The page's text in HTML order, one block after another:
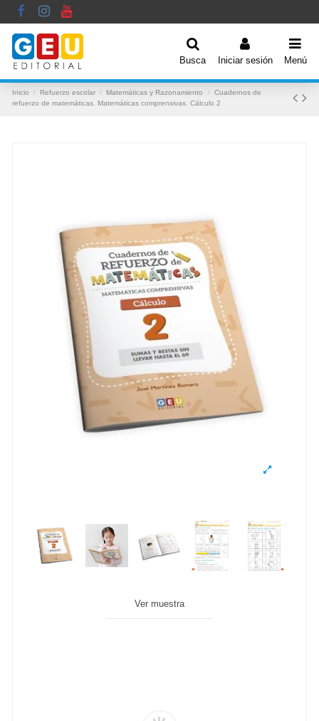
Busca Iniciar sesión Menú
Inicio Refuerzo escolar Matemáticas y Razonamiento
Cuadernos de
refuerzo de matemáticas. Matemáticas comprensivas. Cálculo 2
Ver muestra